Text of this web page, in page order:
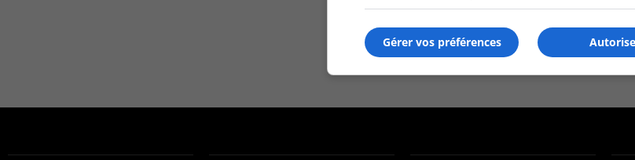
Gérer vos préférences